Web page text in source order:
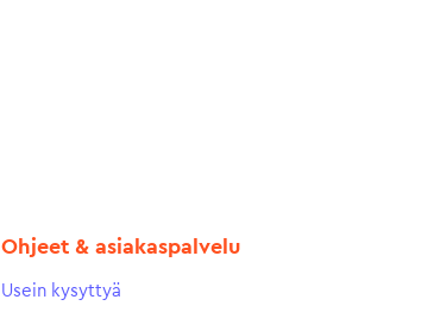
Ohjeet & asiakaspalvelu
Usein kysyttyä